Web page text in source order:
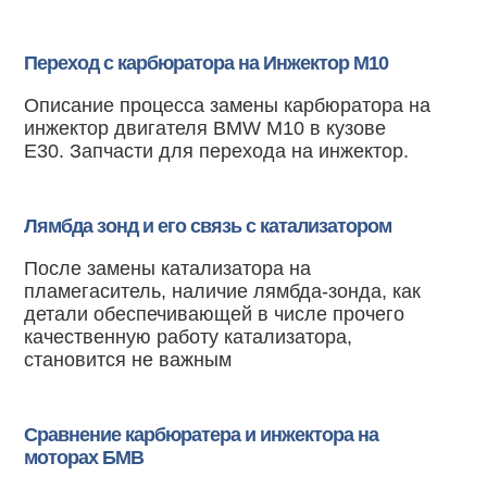
Переход с карбюратора на Инжектор M10
Описание процесса замены карбюратора на
инжектор двигателя BMW M10 в кузове
E30. Запчасти для перехода на инжектор.
Лямбда зонд и его связь с катализатором
После замены катализатора на
пламегаситель, наличие лямбда-зонда, как
детали обеспечивающей в числе прочего
качественную работу катализатора,
становится не важным
Сравнение карбюратера и инжектора на
моторах БМВ